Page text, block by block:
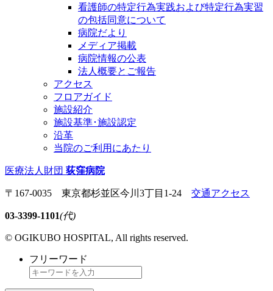
看護師の特定行為実践および特定行為実習
の包括同意について
病院だより
メディア掲載
病院情報の公表
法人概要とご報告
アクセス
フロアガイド
施設紹介
施設基準･施設認定
沿革
当院のご利用にあたり
医療法人財団 荻窪病院
〒167-0035 東京都杉並区今川3丁目1-24 交通アクセス
03-3399-1101(代)
© OGIKUBO HOSPITAL, All rights reserved.
フリーワード